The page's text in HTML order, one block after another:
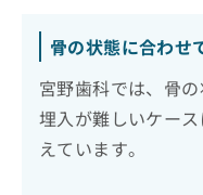
骨の状態に合わせ
宮野歯科では、骨
埋入が難しいケー
えています。